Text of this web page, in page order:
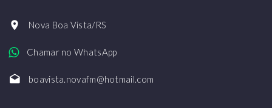
Nova Boa Vista/RS
Chamar no WhatsApp
boavista.novafm@hotmail.com